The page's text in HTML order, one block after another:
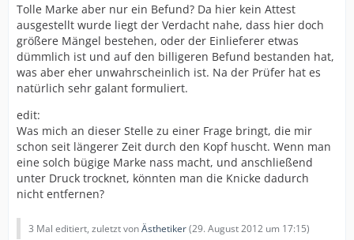
Tolle Marke aber nur ein Befund? Da hier kein Attest
ausgestellt wurde liegt der Verdacht nahe, dass hier doch
größere Mängel bestehen, oder der Einlieferer etwas
dümmlich ist und auf den billigeren Befund bestanden hat,
was aber eher unwahrscheinlich ist. Na der Prüfer hat es
natürlich sehr galant formuliert.
edit:
Was mich an dieser Stelle zu einer Frage bringt, die mir
schon seit längerer Zeit durch den Kopf huscht. Wenn man
eine solch bügige Marke nass macht, und anschließend
unter Druck trocknet, könnten man die Knicke dadurch
nicht entfernen?
3 Mal editiert, zuletzt vonÄsthetiker(29. August 2012 um 17:15)